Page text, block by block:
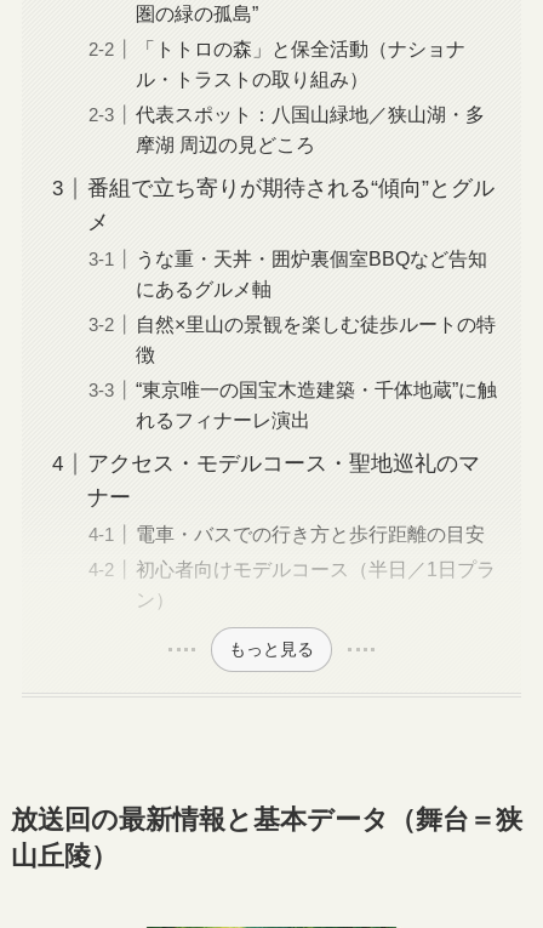
圏の緑の孤島”
「トトロの森」と保全活動（ナショナ
ル・トラストの取り組み）
代表スポット：八国山緑地／狭山湖・多
摩湖 周辺の見どころ
番組で立ち寄りが期待される“傾向”とグル
メ
うな重・天丼・囲炉裏個室BBQなど告知
にあるグルメ軸
自然×里山の景観を楽しむ徒歩ルートの特
徴
“東京唯一の国宝木造建築・千体地蔵”に触
れるフィナーレ演出
アクセス・モデルコース・聖地巡礼のマ
ナー
電車・バスでの行き方と歩行距離の目安
初心者向けモデルコース（半日／1日プラ
ン）
もっと見る
放送回の最新情報と基本データ（舞台＝狭
山丘陵）